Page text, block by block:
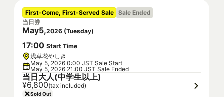
First-Come, First-Served Sale Sale Ended
当日券
May5,2026 (Tuesday)
17:00 Start Time
浅草花やしき
May 5, 2026 0:00 JST Sale Start
May 5, 2026 21:00 JST Sale Ended
当日大人(中学生以上)
¥6,800(tax included)
Sold Out